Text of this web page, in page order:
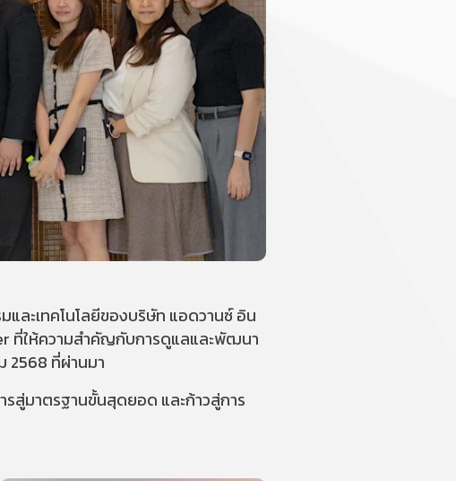
ละเทคโนโลยีของบริษัท แอดวานซ์ อิน
ที่ให้ความสำคัญกับการดูแลและพัฒนา
2568 ที่ผ่านมา
รสู่มาตรฐานขั้นสุดยอด และก้าวสู่การ